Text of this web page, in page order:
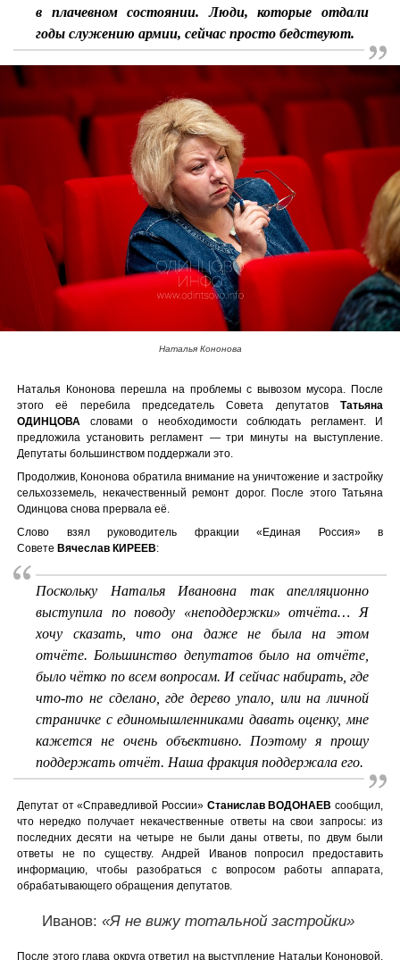
в плачевном состоянии. Люди, которые отдали
годы служению армии, сейчас просто бедствуют.
Наталья Кононова
Наталья Кононова перешла на проблемы с вывозом мусора. После
этого её перебила председатель Совета депутатов Татьяна
ОДИНЦОВА словами о необходимости соблюдать регламент. И
предложила установить регламент — три минуты на выступление.
Депутаты большинством поддержали это.
Продолжив, Кононова обратила внимание на уничтожение и застройку
сельхозземель, некачественный ремонт дорог. После этого Татьяна
Одинцова снова прервала её.
Слово взял руководитель фракции «Единая Россия» в
Совете Вячеслав КИРЕЕВ:
Поскольку Наталья Ивановна так апелляционно
выступила по поводу «неподдержки» отчёта… Я
хочу сказать, что она даже не была на этом
отчёте. Большинство депутатов было на отчёте,
было чётко по всем вопросам. И сейчас набирать, где
что-то не сделано, где дерево упало, или на личной
страничке с единомышленниками давать оценку, мне
кажется не очень объективно. Поэтому я прошу
поддержать отчёт. Наша фракция поддержала его.
Депутат от «Справедливой России» Станислав ВОДОНАЕВ сообщил,
что нередко получает некачественные ответы на свои запросы: из
последних десяти на четыре не были даны ответы, по двум были
ответы не по существу. Андрей Иванов попросил предоставить
информацию, чтобы разобраться с вопросом работы аппарата,
обрабатывающего обращения депутатов.
Иванов: «Я не вижу тотальной застройки»
После этого глава округа ответил на выступление Натальи Кононовой,